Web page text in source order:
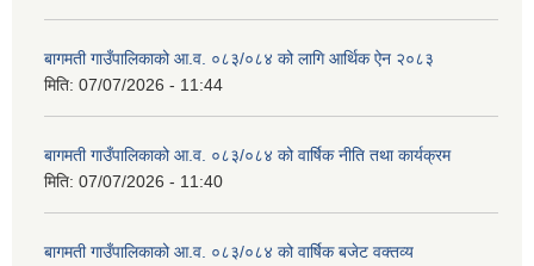
बागमती गाउँपालिकाको आ.व. ०८३/०८४ को लागि आर्थिक ऐन २०८३
मिति: 07/07/2026 - 11:44
बागमती गाउँपालिकाको आ.व. ०८३/०८४ को वार्षिक नीति तथा कार्यक्रम
मिति: 07/07/2026 - 11:40
बागमती गाउँपालिकाको आ.व. ०८३/०८४ को वार्षिक बजेट वक्तव्य